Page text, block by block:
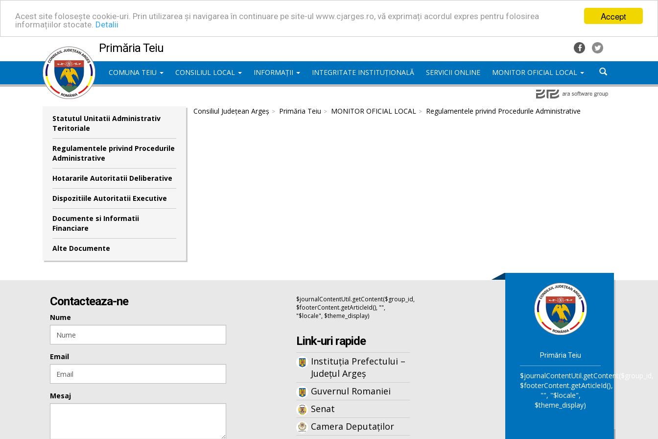
Accept
Acest site folosește cookie-uri. Prin utilizarea și navigarea în continuare pe site-ul www.cjarges.ro, vă exprimați acordul expres pentru folosirea
informațiilor stocate. Detalii
Primăria Teiu
COMUNA TEIU CONSILIUL LOCAL INFORMAȚII INTEGRITATE INSTITUȚIONALĂ SERVICII ONLINE MONITOR OFICIAL LOCAL
Statutul Unitatii Administrativ
Teritoriale
Regulamentele privind Procedurile
Administrative
Hotararile Autoritatii Deliberative
Dispozitiile Autoritatii Executive
Documente si Informatii
Financiare
Alte Documente
Consiliul Județean Argeș Primăria Teiu MONITOR OFICIAL LOCAL Regulamentele privind Procedurile Administrative
Contacteaza-ne
Nume
Email
Mesaj
$journalContentUtil.getContent($group_id,
$footerContent.getArticleId(), "",
"$locale", $theme_display)
Link-uri rapide
Instituția Prefectului –
Județul Argeș
Guvernul Romaniei
Senat
Camera Deputaților
Primăria Teiu
$journalContentUtil.getContent($group_id,
$footerContent.getArticleId(),
"", "$locale",
$theme_display)